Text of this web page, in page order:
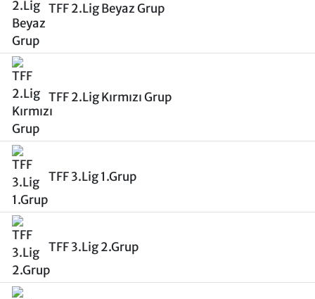
TFF 2.Lig Beyaz Grup
TFF 2.Lig Kırmızı Grup
TFF 3.Lig 1.Grup
TFF 3.Lig 2.Grup